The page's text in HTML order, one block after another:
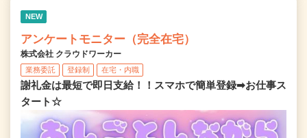
NEW
アンケートモニター（完全在宅）
株式会社 クラウドワーカー
業務委託 登録制 在宅・内職
謝礼金は最短で即日支給！！スマホで簡単登録➡お仕事ス
タート☆